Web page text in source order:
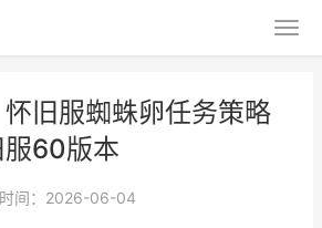
怀旧服蜘蛛卵任务策略
服60版本
间：2026-06-04